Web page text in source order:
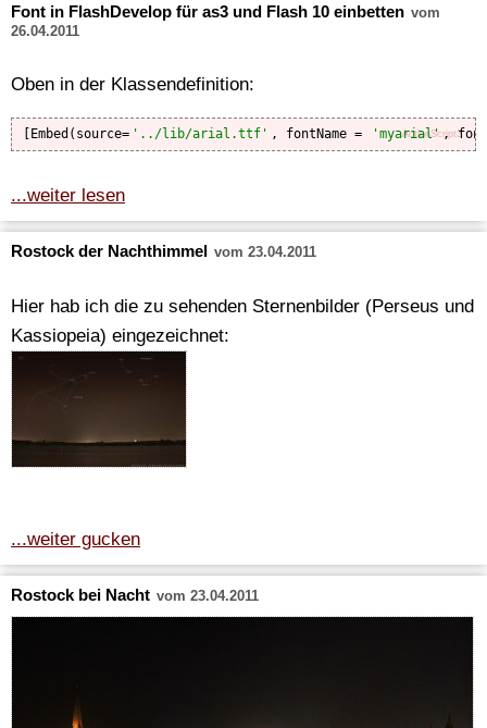
Font in FlashDevelop für as3 und Flash 10 einbetten vom
26.04.2011
Oben in der Klassendefinition:
ActionScript3
[Embed(source= '../lib/arial.ttf' , fontName = 'myarial',
...weiter lesen
Rostock der Nachthimmel vom 23.04.2011
Hier hab ich die zu sehenden Sternenbilder (Perseus und
Kassiopeia) eingezeichnet:
...weiter gucken
Rostock bei Nacht vom 23.04.2011